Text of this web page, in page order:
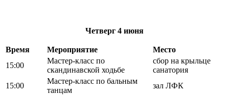
Четверг 4 июня
Время Мероприятие
Место
15:00
Мастер-класс по
скандинавской ходьбе
сбор на крыльце
санатория
15:00
Мастер-класс по бальным
танцам
зал ЛФК